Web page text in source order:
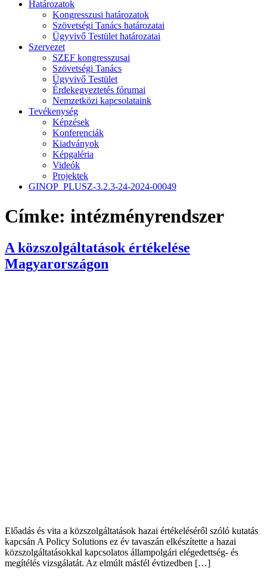
Határozatok
Kongresszusi határozatok
Szövetségi Tanács határozatai
Ügyvivő Testület határozatai
Szervezet
SZEF kongresszusai
Szövetségi Tanács
Ügyvivő Testület
Érdekegyeztetés fórumai
Nemzetközi kapcsolataink
Tevékenység
Képzések
Konferenciák
Kiadványok
Képgaléria
Videók
Projektek
GINOP_PLUSZ-3.2.3-24-2024-00049
Címke: intézményrendszer
A közszolgáltatások értékelése
Magyarországon
Előadás és vita a közszolgáltatások hazai értékeléséről szóló kutatás
kapcsán A Policy Solutions ez év tavaszán elkészítette a hazai
közszolgáltatásokkal kapcsolatos állampolgári elégedettség- és
megítélés vizsgálatát. Az elmúlt másfél évtizedben […]